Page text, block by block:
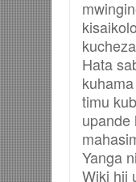
Hata
timu
upande
Yanga
Wiki hii